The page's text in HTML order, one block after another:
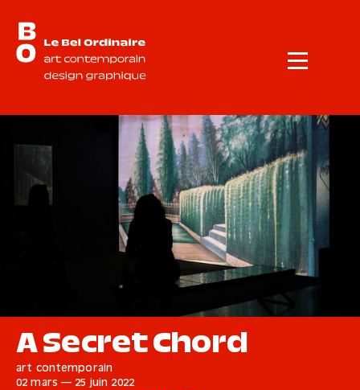
Menu
A Secret Chord
art contemporain
02 mars — 25 juin 2022